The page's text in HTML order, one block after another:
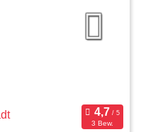
3 Bew.